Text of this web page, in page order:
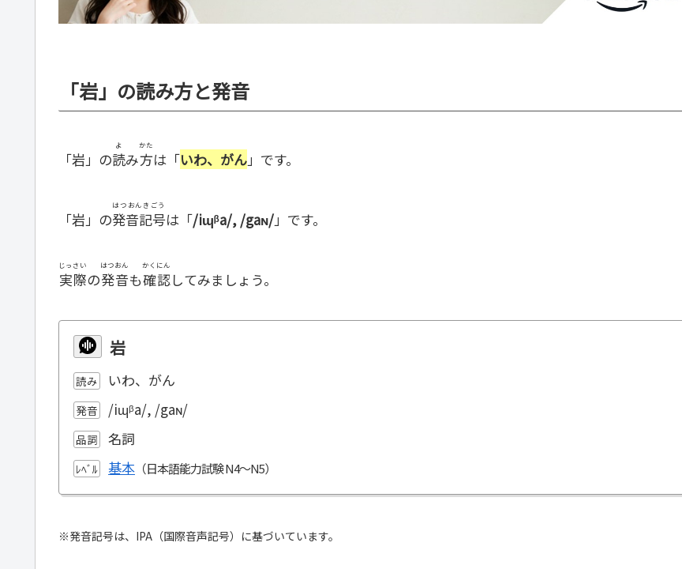
「岩」の読み方と発音
「岩」の読
よ
み方
かた
は「いわ、がん」です。
「岩」の発音記号
はつおんきごう
は「/iɰᵝa/, /gaɴ/」です。
実際
じっさい
の発音
はつおん
も確認
かくにん
してみましょう。
岩
読み いわ、がん
発音 /iɰᵝa/, /gaɴ/
品詞 名詞
ﾚﾍﾞﾙ 基本
※発音記号は、IPA（国際音声記号）に基づいています。